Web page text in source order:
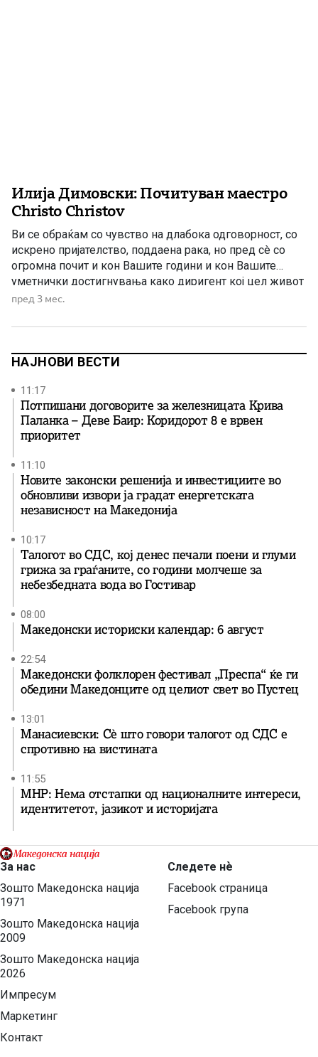
Илија Димовски: Почитуван маестро
Christo Christov
Ви се обраќам со чувство на длабока одговорност, со
искрено пријателство, поддаена рака, но пред сè со
огромна почит и кон Вашите години и кон Вашите
уметнички достигнувања како диригент кој цел живот
го скротува звучниот хаос во хармонија. Но, најмногу
Гоце Делчев, човекот […]
пред 3 мес.
НАЈНОВИ ВЕСТИ
11:17
Потпишани договорите за железницата Крива
Паланка – Деве Баир: Коридорот 8 е врвен
приоритет
11:10
Новите законски решенија и инвестициите во
обновливи извори ја градат енергетската
независност на Македонија
10:17
Талогот во СДС, кој денес печали поени и глуми
грижа за граѓаните, со години молчеше за
небезбедната вода во Гостивар
08:00
Македонски историски календар: 6 август
22:54
Македонски фолклорен фестивал „Преспа“ ќе ги
обедини Македонците од целиот свет во Пустец
13:01
Манасиевски: Сè што говори талогот од СДС е
спротивно на вистината
11:55
МНР: Нема отстапки од националните интереси,
идентитетот, јазикот и историјата
За нас
Зошто Македонска нација
1971
Зошто Македонска нација
2009
Зошто Македонска нација
2026
Импресум
Маркетинг
Контакт
Следете нѐ
Facebook страница
Facebook група